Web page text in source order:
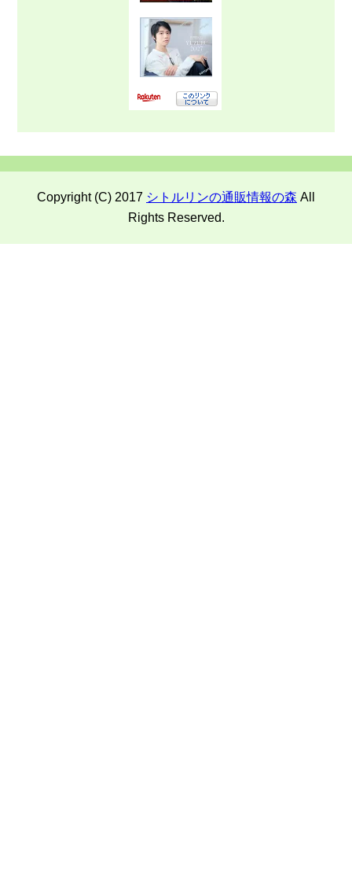
Copyright (C) 2017 シトルリンの通販情報の森 All
Rights Reserved.